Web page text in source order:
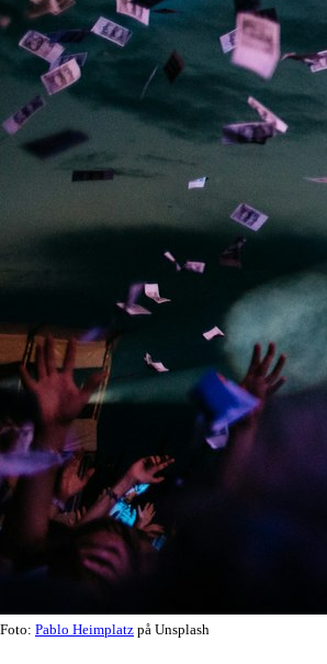
Foto: Pablo Heimplatz på Unsplash